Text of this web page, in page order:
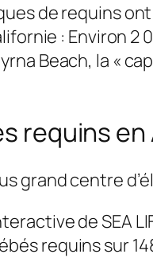
de requins
: Environ 2
Beach, la «
requins en
grand centre
de SEA
requins sur